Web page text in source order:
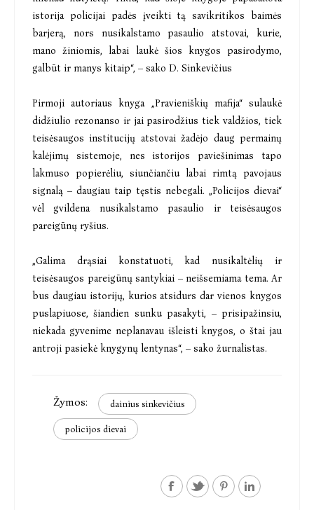
istorija policijai padės įveikti tą savikritikos baimės
barjerą, nors nusikalstamo pasaulio atstovai, kurie,
mano žiniomis, labai laukė šios knygos pasirodymo,
galbūt ir manys kitaip“, – sako D. Sinkevičius
Pirmoji autoriaus knyga „Pravieniškių mafija“ sulaukė
didžiulio rezonanso ir jai pasirodžius tiek valdžios, tiek
teisėsaugos institucijų atstovai žadėjo daug permainų
kalėjimų sistemoje, nes istorijos paviešinimas tapo
lakmuso popierėliu, siunčiančiu labai rimtą pavojaus
signalą – daugiau taip tęstis nebegali. „Policijos dievai“
vėl gvildena nusikalstamo pasaulio ir teisėsaugos
pareigūnų ryšius.
„Galima drąsiai konstatuoti, kad nusikaltėlių ir
teisėsaugos pareigūnų santykiai – neišsemiama tema. Ar
bus daugiau istorijų, kurios atsidurs dar vienos knygos
puslapiuose, šiandien sunku pasakyti, – prisipažinsiu,
niekada gyvenime neplanavau išleisti knygos, o štai jau
antroji pasiekė knygynų lentynas“, – sako žurnalistas.
Žymos: dainius sinkevičius
policijos dievai